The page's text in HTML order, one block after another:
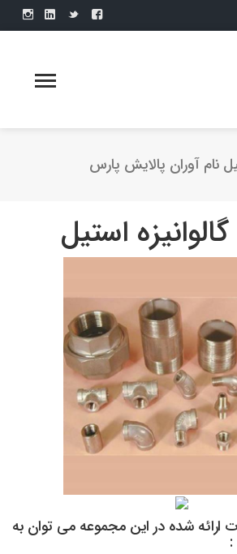
نام آوران پالایش پارس
استیل
ارائه شده در این مجموعه می توان به
: